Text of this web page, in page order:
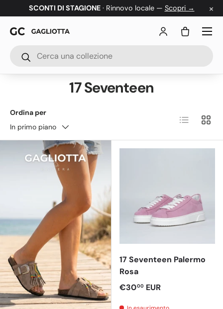
Passa ai contenuti
SCONTI DI STAGIONE· Rinnovo locale — Scopri → ×
Cerca
AccediBorsa
Menu
17 Seventeen
Ordina per
In primo piano
Elenco
17 Seventeen Palermo
Rosa
Prezzo normale
€3000 EUR